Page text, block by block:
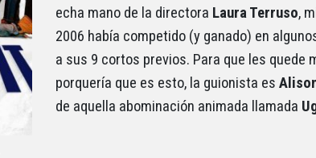
echa mano de la directora Laura Terruso,
2006 había competido (y ganado) en
a sus 9 cortos previos. Para que les quede
porquería que es esto, la guionista es
de aquella abominación animada llamada